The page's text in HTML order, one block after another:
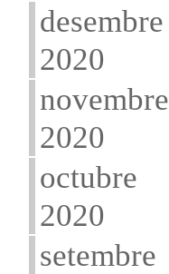
desembre
2020
novembre
2020
octubre
2020
setembre